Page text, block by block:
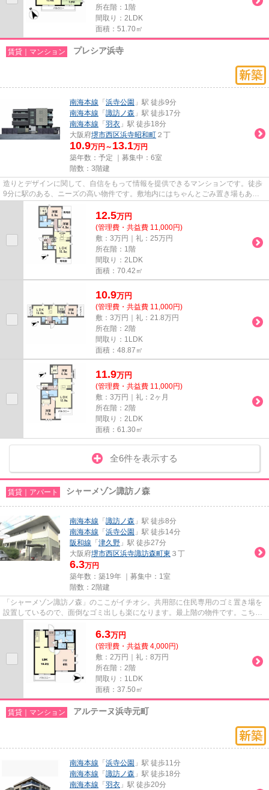
所在階：1階
間取り：2LDK
面積：51.70㎡
賃貸｜マンション プレシア浜寺
南海本線 「 浜寺公園 」駅 徒歩9分
南海本線 「 諏訪ノ森 」駅 徒歩17分
南海本線 「 羽衣 」駅 徒歩18分
大阪府堺市西区浜寺昭和町 ２丁
10.9万円～ 13.1万円
築年数：予定 ｜募集中： 6室
階数：3階建
造りとデザインに関して、自信をもって情報を提供できるマンションです。徒歩
9分に駅のある、ニーズの高い物件です。敷地内にはちゃんとごみ置き場もあり
ます。付近に駅が2つあるので...
12.5万円
(管理費・共益費 11,000円)
敷：3万円｜礼：25万円
所在階：1階
間取り：2LDK
面積：70.42㎡
10.9万円
(管理費・共益費 11,000円)
敷：3万円｜礼：21.8万円
所在階：2階
間取り：1LDK
面積：48.87㎡
11.9万円
(管理費・共益費 11,000円)
敷：3万円｜礼：2ヶ月
所在階：2階
間取り：2LDK
面積：61.30㎡
全6件を表示する
賃貸｜アパート シャーメゾン諏訪ノ森
南海本線 「 諏訪ノ森 」駅 徒歩8分
南海本線 「 浜寺公園 」駅 徒歩14分
阪和線 「 津久野 」駅 徒歩27分
大阪府堺市西区浜寺諏訪森町東 ３丁
6.3万円
築年数：築19年 ｜募集中： 1室
階数：2階建
「シャーメゾン諏訪ノ森」のここがイチオシ。共用部に住民専用のゴミ置き場を
設置しているので、面倒なゴミ出しも楽になります。最上階の物件です。こちら
の物件はアパートです。でき...
6.3万円
(管理費・共益費 4,000円)
敷：2万円｜礼：8万円
所在階：2階
間取り：1LDK
面積：37.50㎡
賃貸｜マンション アルテーヌ浜寺元町
南海本線 「 浜寺公園 」駅 徒歩11分
南海本線 「 諏訪ノ森 」駅 徒歩18分
南海本線 「 羽衣 」駅 徒歩20分